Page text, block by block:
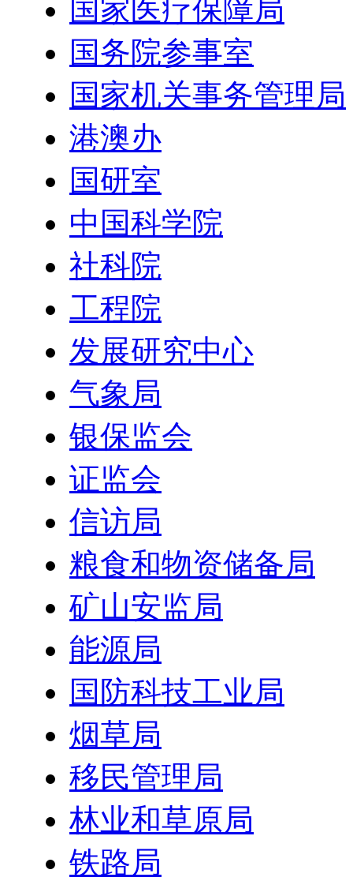
国家医疗保障局
国务院参事室
国家机关事务管理局
港澳办
国研室
中国科学院
社科院
工程院
发展研究中心
气象局
银保监会
证监会
信访局
粮食和物资储备局
矿山安监局
能源局
国防科技工业局
烟草局
移民管理局
林业和草原局
铁路局